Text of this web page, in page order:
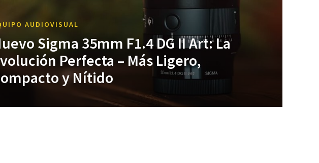
AUDIOVISUAL
Sigma 35mm F1.4 DG II Art: La
Perfecta – Más Ligero,
y Nítido